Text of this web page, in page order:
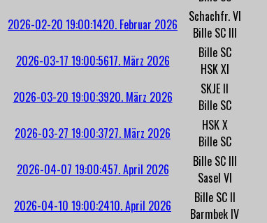
2026-02-20 19:00:1420. Februar 2026
Schachfr. VI
Bille SC III
2026-03-17 19:00:5617. März 2026
Bille SC
HSK XI
2026-03-20 19:00:3920. März 2026
SKJE II
Bille SC
2026-03-27 19:00:3727. März 2026
HSK X
Bille SC
2026-04-07 19:00:457. April 2026
Bille SC III
Sasel VI
2026-04-10 19:00:2410. April 2026
Bille SC II
Barmbek IV